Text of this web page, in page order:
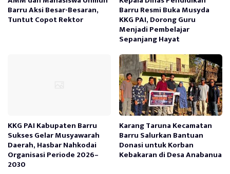
Barru Aksi Besar-Besaran,
Tuntut Copot Rektor
Barru Resmi Buka Musyda
KKG PAI, Dorong Guru
Menjadi Pembelajar
Sepanjang Hayat
KKG PAI Kabupaten Barru
Sukses Gelar Musyawarah
Daerah, Hasbar Nahkodai
Organisasi Periode 2026–
2030
Karang Taruna Kecamatan
Barru Salurkan Bantuan
Donasi untuk Korban
Kebakaran di Desa Anabanua